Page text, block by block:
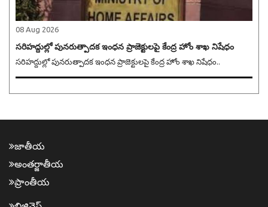
08 Aug 2026
సరిహద్దుల్లో పునరుత్పాదక ఇంధన ప్రాజెక్టులపై కేంద్ర హోం శాఖ నిషేధం
సరిహద్దుల్లో పునరుత్పాదక ఇంధన ప్రాజెక్టులపై కేంద్ర హోం శాఖ నిషేధం..
జాతీయ
అంత‌ర్జాతీయ
ప్రాంతీయ‌